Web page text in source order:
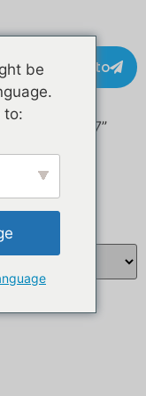
Contacto
24/7”
be
to: